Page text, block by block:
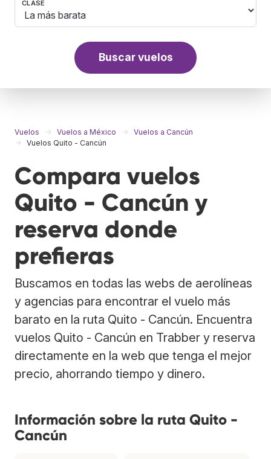
CLASE
Buscar vuelos
Vuelos Vuelos a México
Vuelos a Cancún
Vuelos Quito - Cancún
Compara vuelos
Quito - Cancún y
reserva donde
prefieras
Buscamos en todas las webs de aerolíneas
y agencias para encontrar el vuelo más
barato en la ruta Quito - Cancún. Encuentra
vuelos Quito - Cancún en Trabber y reserva
directamente en la web que tenga el mejor
precio, ahorrando tiempo y dinero.
Información sobre la ruta Quito -
Cancún